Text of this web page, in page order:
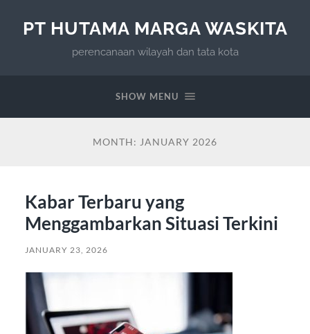
PT HUTAMA MARGA WASKITA
perencanaan wilayah dan tata kota
SHOW MENU
MONTH: JANUARY 2026
Kabar Terbaru yang
Menggambarkan Situasi Terkini
JANUARY 23, 2026